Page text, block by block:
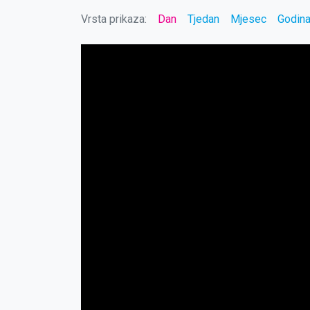
Vrsta prikaza: Dan Tjedan Mjesec Godina